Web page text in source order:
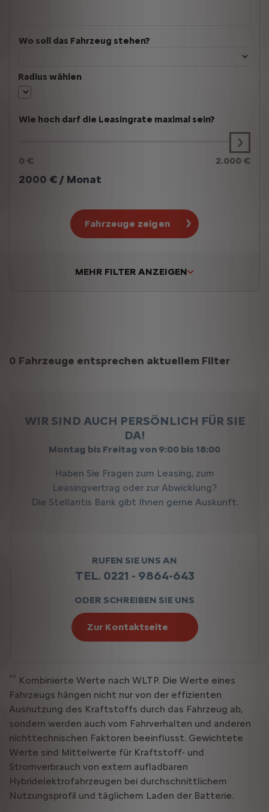
Wo soll das Fahrzeug stehen?
Radius wählen
Wie hoch darf die Leasingrate maximal sein?
0 € 2.000 €
2000 € / Monat
Fahrzeuge zeigen
MEHR FILTER ANZEIGEN
Suchergebnisse
0 Fahrzeuge entsprechen aktuellem Filter
WIR SIND AUCH PERSÖNLICH FÜR SIE
DA!
Montag bis Freitag von 9:00 bis 18:00
Haben Sie Fragen zum Leasing, zum
Leasingvertrag oder zur Abwicklung?
Die Stellantis Bank gibt Ihnen gerne Auskunft.
RUFEN SIE UNS AN
TEL. 0221 - 9864-643
ODER SCHREIBEN SIE UNS
Zur Kontaktseite
** Kombinierte Werte nach WLTP. Die Werte eines
Fahrzeugs hängen nicht nur von der effizienten
Ausnutzung des Kraftstoffs durch das Fahrzeug ab,
sondern werden auch vom Fahrverhalten und anderen
nichttechnischen Faktoren beeinflusst. Gewichtete
Werte sind Mittelwerte für Kraftstoff- und
Stromverbrauch von extern aufladbaren
Hybridelektrofahrzeugen bei durchschnittlichem
Nutzungsprofil und täglichem Laden der Batterie.